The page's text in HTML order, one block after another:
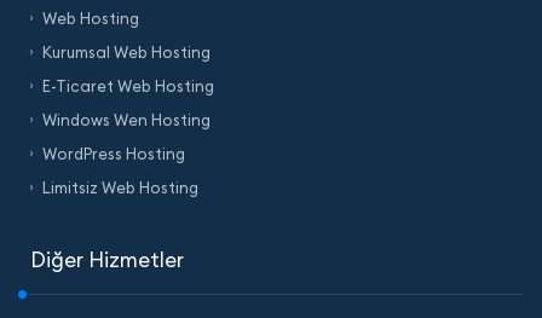
Web Hosting
Kurumsal Web Hosting
E-Ticaret Web Hosting
Windows Wen Hosting
WordPress Hosting
Limitsiz Web Hosting
Diğer Hizmetler